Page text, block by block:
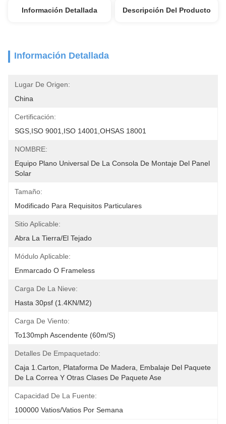
Información Detallada Descripción Del Producto
Información Detallada
Lugar De Origen:
China
Certificación:
SGS,ISO 9001,ISO 14001,OHSAS 18001
NOMBRE:
Equipo Plano Universal De La Consola De Montaje Del Panel
Solar
Tamaño:
Modificado Para Requisitos Particulares
Sitio Aplicable:
Abra La Tierra/el Tejado
Módulo Aplicable:
Enmarcado O Frameless
Carga De La Nieve:
Hasta 30psf (1.4KN/m2)
Carga De Viento:
To130mph Ascendente (60m/s)
Detalles De Empaquetado:
Caja 1.Carton, Plataforma De Madera, Embalaje Del Paquete
De La Correa Y Otras Clases De Paquete Ase
Capacidad De La Fuente:
100000 Vatios/vatios Por Semana